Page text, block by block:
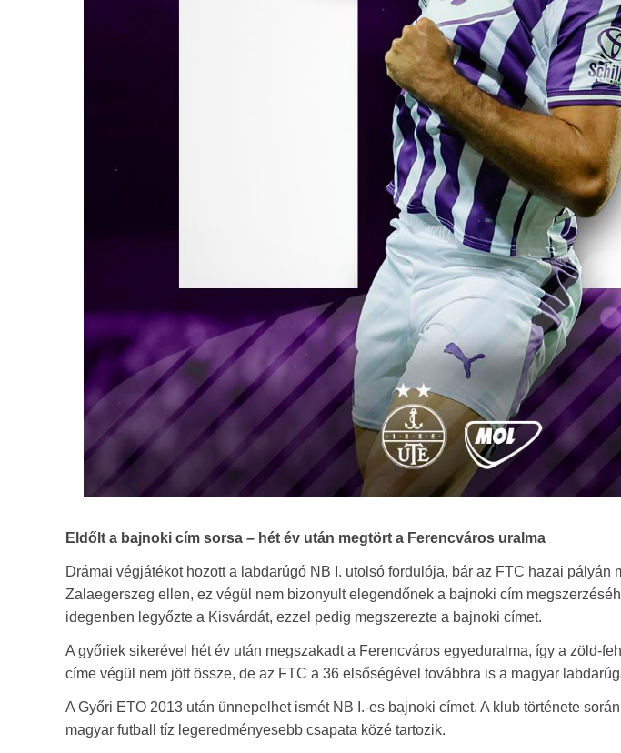
Eldőlt a bajnoki cím sorsa – hét év után megtört a Ferencváros uralma
Drámai végjátékot hozott a labdarúgó NB I. utolsó fordulója, bár az FTC hazai pályán
Zalaegerszeg ellen, ez végül nem bizonyult elegendőnek a bajnoki cím
idegenben legyőzte a Kisvárdát, ezzel pedig megszerezte a bajnoki címet.
A győriek sikerével hét év után megszakadt a Ferencváros egyeduralma, így a zöld-
címe végül nem jött össze, de az FTC a 36 elsőségével továbbra is a magyar
A Győri ETO 2013 után ünnepelhet ismét NB I.-es bajnoki címet. A klub története
magyar futball tíz legeredményesebb csapata közé tartozik.